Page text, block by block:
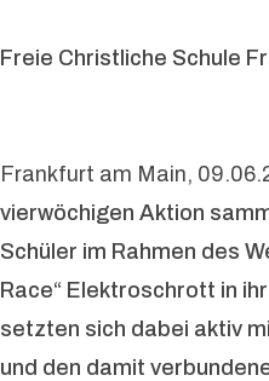
Freie Christliche Schule
Frankfurt am Main,
vierwöchigen Aktion
Schüler im Rahmen des
Race“ Elektroschrott in
setzten sich dabei aktiv
und den damit